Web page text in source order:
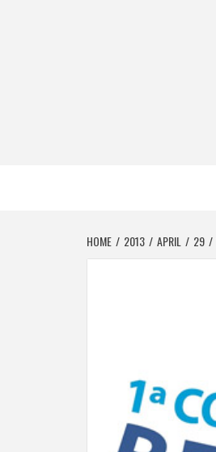
HOME 2013 APRIL 29